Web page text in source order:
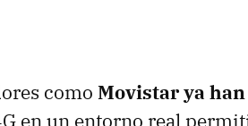
como Movistar ya han
en un entorno real